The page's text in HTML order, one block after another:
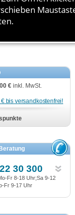
Diabetes
€ inkl. MwSt.
bis versandkostenfrei!
30 300
Fr 8-18 Uhr;Sa 9-12
Fr 9-17 Uhr